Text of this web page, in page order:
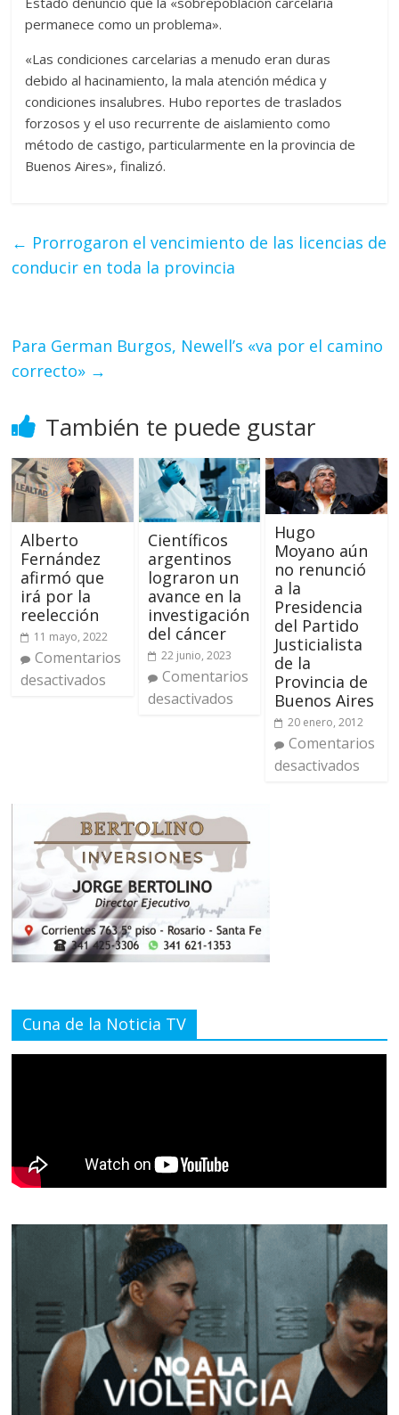
permanece como un problema».
«Las condiciones carcelarias a menudo eran duras
debido al hacinamiento, la mala atención médica y
condiciones insalubres. Hubo reportes de traslados
forzosos y el uso recurrente de aislamiento como
método de castigo, particularmente en la provincia de
Buenos Aires», finalizó.
← Prorrogaron el vencimiento de las licencias de
conducir en toda la provincia
Para German Burgos, Newell’s «va por el camino
correcto» →
También te puede gustar
Alberto
Fernández
afirmó que
irá por la
reelección
11 mayo, 2022
Comentarios
desactivados
Científicos
argentinos
lograron un
avance en la
investigación
del cáncer
22 junio, 2023
Comentarios
desactivados
Hugo
Moyano aún
no renunció
a la
Presidencia
del Partido
Justicialista
de la
Provincia de
Buenos Aires
20 enero, 2012
Comentarios
desactivados
Cuna de la Noticia TV